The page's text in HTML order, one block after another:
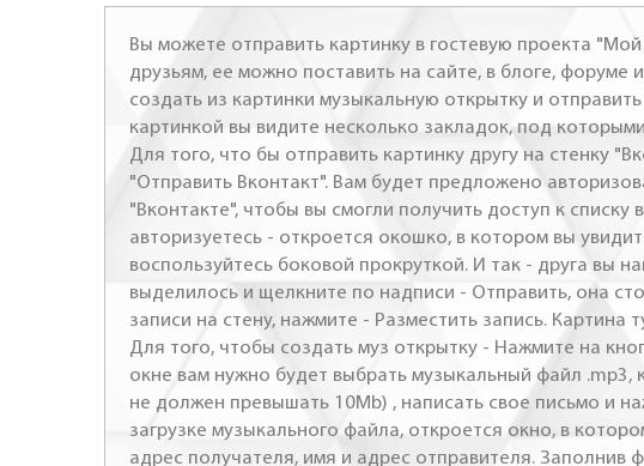
Вы можете отправить картинку в гостевую проекта
друзьям, ее можно поставить на сайте, в блоге, форуме
создать из картинки музыкальную открытку и
картинкой вы видите несколько закладок, под
Для того, что бы отправить картинку другу на стенку
"Отправить Вконтакт". Вам будет предложено
"Вконтакте", чтобы вы смогли получить доступ к списку
авторизуетесь - откроется окошко, в котором вы
воспользуйтесь боковой прокруткой. И так - друга вы
выделилось и щелкните по надписи - Отправить, она
записи на стену, нажмите - Разместить запись. Картина
Для того, чтобы создать муз открытку - Нажмите на
окне вам нужно будет выбрать музыкальный файл .mp3,
не должен превышать 10Mb) , написать свое письмо и
загрузке музыкального файла, откроется окно, в
адрес получателя, имя и адрес отправителя. Заполнив